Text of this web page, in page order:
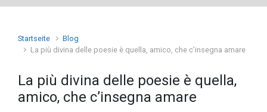
Startseite
Blog
La più divina delle poesie è quella, amico, che c’insegna amare
La più divina delle poesie è quella,
amico, che c’insegna amare